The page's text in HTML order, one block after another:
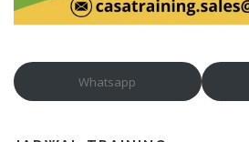
Whatsapp